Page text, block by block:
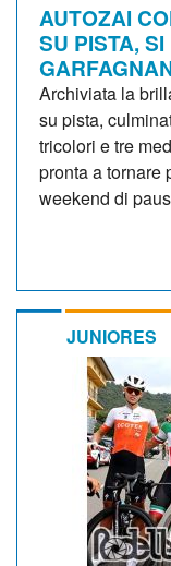
AUTOZAI
SU PISTA,
Archiviata la
su pista,
tricolori e tre
pronta a tornare
weekend di
JUNIORES